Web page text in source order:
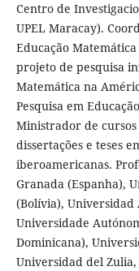
Centro de
UPEL Maracay).
Educação
projeto de pesquisa
Matemática na
Pesquisa em
Ministrador de
dissertações e teses
iberoamericanas.
Granada (Espanha),
(Bolívia), Universidad
Universidade
Dominicana),
Universidad del